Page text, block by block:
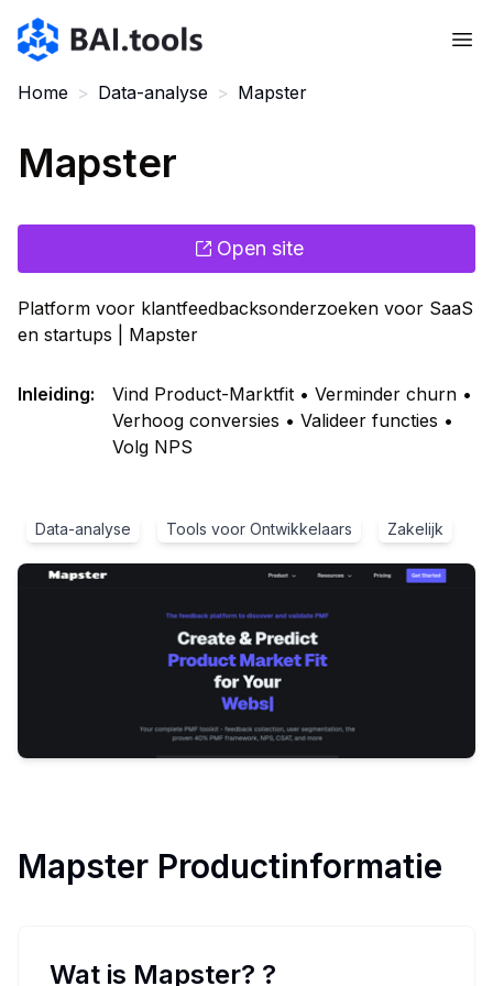
Bai.tools
Home > Data-analyse > Mapster
Mapster
Open site
Platform voor klantfeedbacksonderzoeken voor SaaS
en startups | Mapster
Inleiding:
Vind Product-Marktfit • Verminder churn •
Verhoog conversies • Valideer functies •
Volg NPS
Data-analyse Tools voor Ontwikkelaars Zakelijk
Mapster Productinformatie
Wat is Mapster? ?